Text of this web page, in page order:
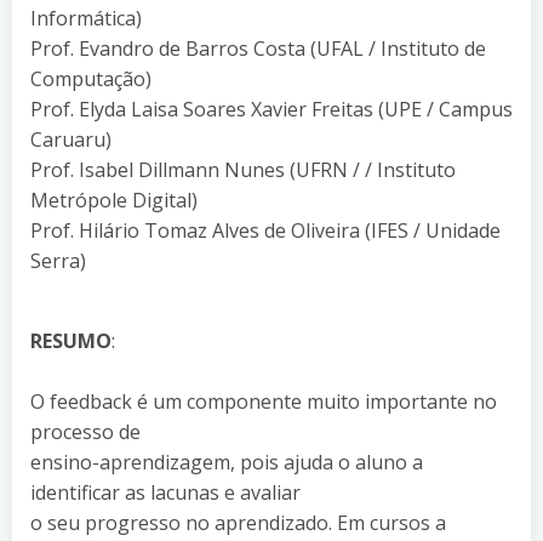
Informática)
Prof. Evandro de Barros Costa (UFAL / Instituto de
Computação)
Prof. Elyda Laisa Soares Xavier Freitas (UPE / Campus
Caruaru)
Prof. Isabel Dillmann Nunes (UFRN / / Instituto
Metrópole Digital)
Prof. Hilário Tomaz Alves de Oliveira (IFES / Unidade
Serra)
RESUMO:
O feedback é um componente muito importante no
processo de
ensino-aprendizagem, pois ajuda o aluno a
identificar as lacunas e avaliar
o seu progresso no aprendizado. Em cursos a